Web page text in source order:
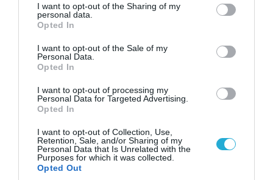
not limited to your visit or usage behaviour. You may click to
grant or deny consent to Google and its third-party tags to
use your data for below specified purposes in below Google
consent section.
I want to opt-out of the Sharing of my
personal data.
Opted In
I want to opt-out of the Sale of my
Personal Data.
Opted In
I want to opt-out of processing my
Personal Data for Targeted Advertising.
Opted In
I want to opt-out of Collection, Use,
Retention, Sale, and/or Sharing of my
Personal Data that Is Unrelated with the
Purposes for which it was collected.
Opted Out
07.08.2026 | 20:02
Ο Γιάννης Αλαφούζος «τέλειωσε» τον
Κωνσταντίνο Ζούλα από τον ΣΚΑΪ – Ο λόγος της
απομάκρυνσής του